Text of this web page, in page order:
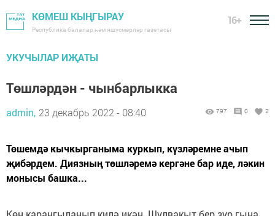
КӨМЕШ КЫҢГЫРАУ
Республика балалар һәм яшүсмерләр газетасы
16+
УКУЧЫЛАР ИҖАТЫ
Төшләрдән - чынбарлыкка
admin, 23 декабрь 2022 - 08:40 797 0 2
Төшемдә кычкырганыма куркып, күзләремне ачып
җибәрдем. Диязның төшләремә кергәне бар иде, ләкин
монысы башка...